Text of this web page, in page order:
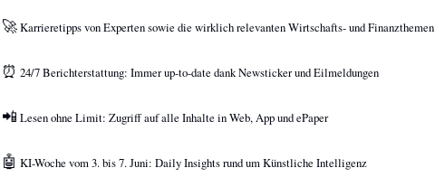
🚀 Karrieretipps von Experten sowie die wirklich relevanten Wirtschafts- und Finanzthemen
⏰ 24/7 Berichterstattung: Immer up-to-date dank Newsticker und Eilmeldungen
📲 Lesen ohne Limit: Zugriff auf alle Inhalte in Web, App und ePaper
🤖 KI-Woche vom 3. bis 7. Juni: Daily Insights rund um Künstliche Intelligenz